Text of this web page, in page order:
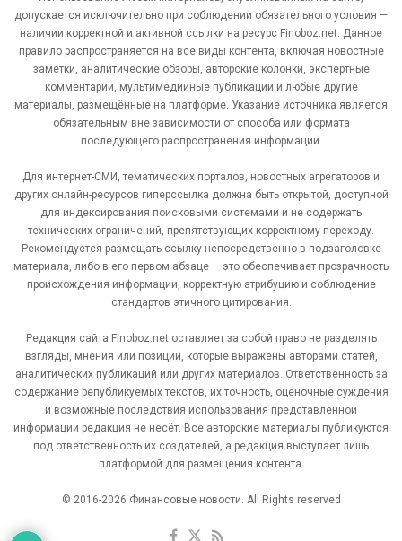
допускается исключительно при соблюдении обязательного условия —
наличии корректной и активной ссылки на ресурс Finoboz.net. Данное
правило распространяется на все виды контента, включая новостные
заметки, аналитические обзоры, авторские колонки, экспертные
комментарии, мультимедийные публикации и любые другие
материалы, размещённые на платформе. Указание источника является
обязательным вне зависимости от способа или формата
последующего распространения информации.
Для интернет-СМИ, тематических порталов, новостных агрегаторов и
других онлайн-ресурсов гиперссылка должна быть открытой, доступной
для индексирования поисковыми системами и не содержать
технических ограничений, препятствующих корректному переходу.
Рекомендуется размещать ссылку непосредственно в подзаголовке
материала, либо в его первом абзаце — это обеспечивает прозрачность
происхождения информации, корректную атрибуцию и соблюдение
стандартов этичного цитирования.
Редакция сайта Finoboz.net оставляет за собой право не разделять
взгляды, мнения или позиции, которые выражены авторами статей,
аналитических публикаций или других материалов. Ответственность за
содержание републикуемых текстов, их точность, оценочные суждения
и возможные последствия использования представленной
информации редакция не несёт. Все авторские материалы публикуются
под ответственность их создателей, а редакция выступает лишь
платформой для размещения контента.
© 2016-2026 Финансовые новости. All Rights reserved